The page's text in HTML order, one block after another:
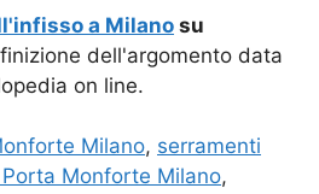
a Milano su
dell'argomento data
on line.
Milano, serramenti
Monforte Milano,